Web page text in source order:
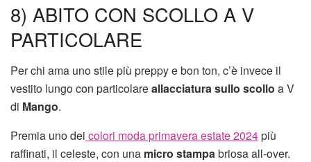
8) ABITO CON SCOLLO A V
PARTICOLARE
Per chi ama uno stile più preppy e bon ton, c’è invece il
vestito lungo con particolareallacciatura sullo scollo a V
di Mango.
Premia uno dei colori moda primavera estate 2024più
raffinati, il celeste, con una micro stampabriosa all-over.